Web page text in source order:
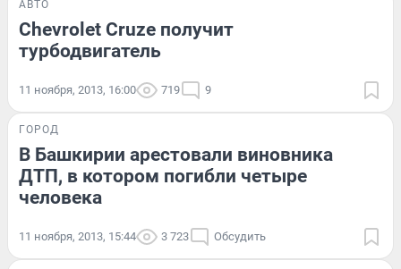
АВТО
Chevrolet Cruze получит
турбодвигатель
11 ноября, 2013, 16:00 719 9
ГОРОД
В Башкирии арестовали виновника
ДТП, в котором погибли четыре
человека
11 ноября, 2013, 15:44 3 723 Обсудить